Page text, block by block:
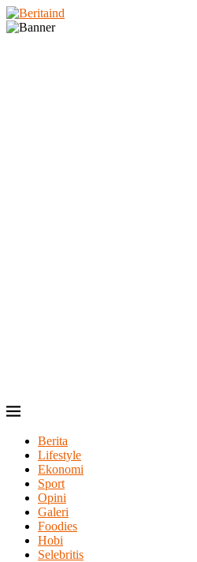
Berita
Lifestyle
Ekonomi
Sport
Opini
Galeri
Foodies
Hobi
Selebritis